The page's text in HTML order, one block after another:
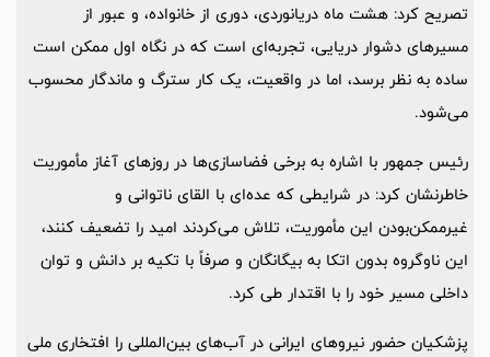
تصریح کرد: هشت ماه دریانوردی، دوری از خانواده، و عبور از
مسیرهای دشوار دریایی، تجربه‌ای است که در نگاه اول ممکن است
ساده به نظر برسد، اما در واقعیت، یک کار سترگ و ماندگار محسوب
می‌شود.
رئیس جمهور با اشاره به برخی فضاسازی‌ها در روزهای آغاز مأموریت
خاطرنشان کرد: در شرایطی که عده‌ای با القای ناتوانی و
غیرممکن‌بودن این مأموریت، تلاش می‌کردند امید را تضعیف کنند،
این ناوگروه بدون اتکا به بیگانگان و صرفاً با تکیه بر دانش و توان
داخلی مسیر خود را با اقتدار طی کرد.
پزشکیان حضور نیروهای ایرانی در آب‌های بین‌المللی را افتخاری ملی